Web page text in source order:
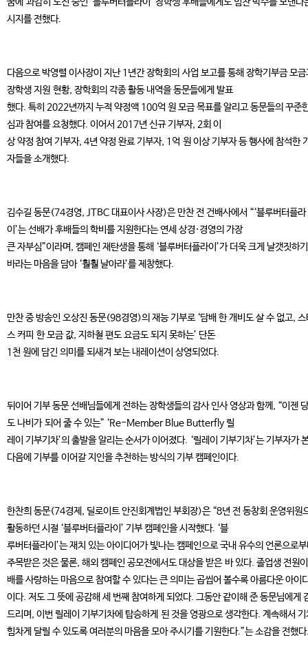
시지를 전했다.
다음으로 박영렬 이사장이 지난 1년간 장학회의 사업 보고를 통해 장학기부금 모금
장학생 지원 현황, 장학회의 각종 활동 내역을 동문들에게 발표
했다. 특히 2022년까지 누적 약정액 100억 원 모금 목표를 알리고 동문들의 꾸준
심과 참여를 요청했다. 이어서 2017년 신규 기부자, 2회 이
상 약정 참여 기부자, 4년 약정 완료 기부자, 1억 원 이상 기부자 등 행사에 참석한
자들을 소개했다.
김수길 동문(74경영, JTBC 대표이사 사장)은 만찬 전 건배사에서 “‘블루버터플라
이’는 선배가 후배들의 학비를 지원한다는 연세 상경·경영의 가장
큰 자부심”이라며, 캠페인 재탄생을 통해 ‘블루버터플라이’가 더욱 크게 날갯짓하
바라는 마음을 담아 ‘훨훨 날아라’를 제창했다.
만찬 중 방송인 오상진 동문(98경영)의 재능 기부로 ‘담배 한 개비도 살 수 없고, 스
스 커피 한 모금 값, 지하철 편도 요금도 되지 못하는’ 단돈
1천 원에 담긴 의미를 되새겨 보는 내레이션이 상영되었다.
뒤이어 기부 동문 선배님들에게 전하는 장학생들의 감사 인사 영상과 함께, “이젠
도 나비가 되어 줄 수 있는” ‘Re-Member Blue Butterfly 릴
레이 기부기차’의 출발을 알리는 순서가 이어졌다. ‘릴레이 기부기차’는 기부자가
다음에 기부를 이어갈 지인을 추천하는 방식의 기부 캠페인이다.
한찬희 동문(74경제, 딜로이트 안진회계법인 부회장)은 “8년 전 동창회 운영위원
활동하던 시절 ‘블루버터플라이’ 기부 캠페인을 시작했다. ‘블
루버터플라이’는 재치 있는 아이디어가 빛나는 캠페인으로 국내 유수의 언론으로
주목받은 것은 물론, 해외 캠페인 공모전에서도 대상을 받은 바 있다. 졸업생 전원
배를 사랑하는 마음으로 참여할 수 있다는 큰 의미는 곱씹어 볼수록 아름다운 아이
이다. 저도 그 뜻에 공감해 세 번째 참여하게 되었다. 그동안 같이해 준 동문님에게
드리며, 이번 릴레이 기부기차에 탑승하게 된 것을 영광으로 생각한다. 계속해서 기
힘차게 달릴 수 있도록 여러분의 마음을 모아 주시기를 기원한다.”는 소감을 전했